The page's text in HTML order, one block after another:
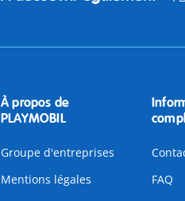
À propos de
PLAYMOBIL
Groupe d'entreprises
Mentions légales
FAQ